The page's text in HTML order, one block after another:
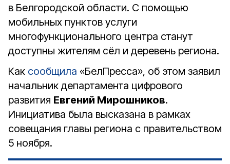
в Белгородской области. С помощью
мобильных пунктов услуги
многофункционального центра станут
доступны жителям сёл и деревень региона.
Как сообщила «БелПресса», об этом заявил
начальник департамента цифрового
развития Евгений Мирошников.
Инициатива была высказана в рамках
совещания главы региона с правительством
5 ноября.